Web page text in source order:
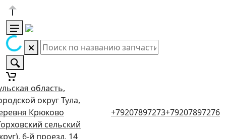
область,
округ Тула,
Крюково
сельский
6-й проезд, 14
+79207897273+79207897276